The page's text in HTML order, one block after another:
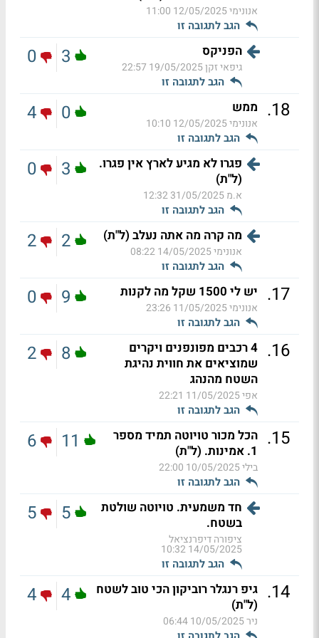
אנונימי12/05/2025 11:00
הגב לתגובה זו
הפניקס
גיפאי זקן19/05/2025 22:57
הגב לתגובה זו
3
0
18
. ממש
אנונימי12/05/2025 10:10
הגב לתגובה זו
0
4
פגרו לא מגיע לארץ אין פגרו.
(ל"ת)
א.מ31/05/2025 12:32
הגב לתגובה זו
3
0
מה קרה מה אתה נעלב (ל"ת)
אנונימי14/05/2025 08:22
הגב לתגובה זו
2
2
17
. יש לי 1500 שקל מה לקנות
אנונימי11/05/2025 23:26
הגב לתגובה זו
9
0
16
.
4 רכבים מפונפנים ויקרים
שמוציאים את חווית נהיגת
השטח מהנהג
אפי11/05/2025 22:21
הגב לתגובה זו
8
2
15
. הכל מכור טויוטה תמיד מספר
1. אמינות. (ל"ת)
בילי10/05/2025 22:00
הגב לתגובה זו
11
6
חד משמעית. טויוטה שולטת
בשטח.
ציפורה דיפרנציאל
14/05/2025 10:32
הגב לתגובה זו
5
5
14
. גיפ רנגלר רוביקון הכי טוב לשטח
(ל"ת)
ניר10/05/2025 06:44
4
4